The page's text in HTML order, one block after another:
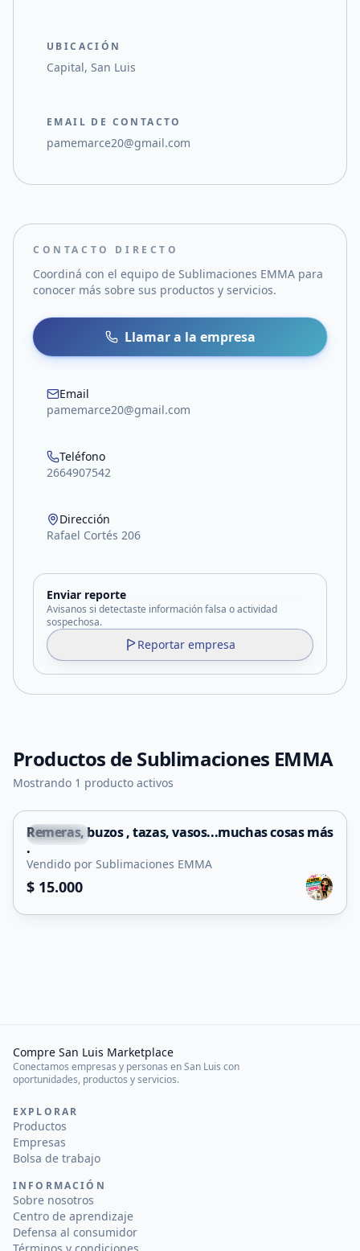
UBICACIÓN
Capital, San Luis
EMAIL DE CONTACTO
pamemarce20@gmail.com
CONTACTO DIRECTO
Coordiná con el equipo de Sublimaciones EMMA para
conocer más sobre sus productos y servicios.
Llamar a la empresa
Email
pamemarce20@gmail.com
Teléfono
2664907542
Dirección
Rafael Cortés 206
Enviar reporte
Avisanos si detectaste información falsa o actividad
sospechosa.
Reportar empresa
Productos deSublimaciones EMMA
Mostrando 1 producto activos
Capital
Remeras, buzos , tazas, vasos...muchas cosas más
.
Vendido por Sublimaciones EMMA
$ 15.000
Compre San Luis Marketplace
Conectamos empresas y personas en San Luis con
oportunidades, productos y servicios.
EXPLORAR
Productos
Empresas
Bolsa de trabajo
INFORMACIÓN
Sobre nosotros
Centro de aprendizaje
Defensa al consumidor